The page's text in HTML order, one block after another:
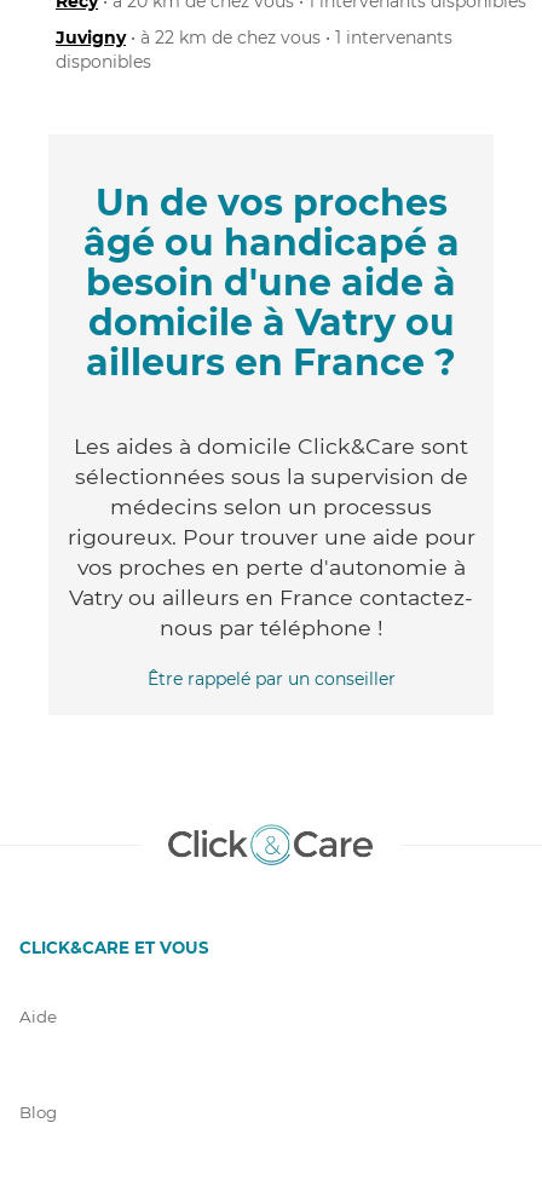
Juvigny• à 22 km de chez vous • 1 intervenants
disponibles
Un de vos proches
âgé ou handicapé a
besoin d'une aide à
domicile à Vatry ou
ailleurs en France ?
Les aides à domicile Click&Care sont
sélectionnées sous la supervision de
médecins selon un processus
rigoureux. Pour trouver une aide pour
vos proches en perte d'autonomie à
Vatry ou ailleurs en France contactez-
nous par téléphone !
Être rappelé par un conseiller
CLICK&CARE ET VOUS
Aide
Blog